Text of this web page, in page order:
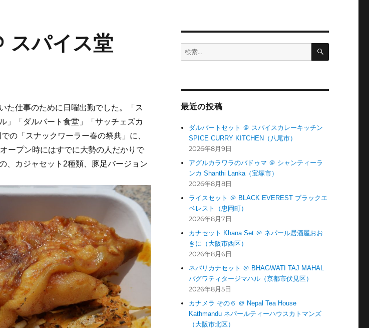
スパイス堂
た仕事のために日曜出勤でした。「ス
」「ダルバート食堂」「サッチェズカ
の「スナックワーラー春の祭典」に、
ープン時にはすでに大勢の人だかりで
、カジャセット2種類、豚足バージョン
検
索:
検
最近の投稿
ダルバートセット ＠ スパイスカレーキッチン
SPICE CURRY KITCHEN（八尾市）
2026年8月9日
アグルカラワラのバドゥマ ＠ シャンティーラ
ンカ Shanthi Lanka（宝塚市）
2026年8月8日
ライスセット ＠ BLACK EVEREST ブラックエ
ベレスト（忠岡町）
2026年8月7日
カナセット Khana Set ＠ ネパール居酒屋おお
きに（大阪市西区）
2026年8月6日
ネパリカナセット ＠ BHAGWATI TAJ MAHAL
バグワティタージマハル（京都市伏見区）
2026年8月5日
カナメラ その６ ＠ Nepal Tea House
Kathmandu ネパールティーハウスカトマンズ
（大阪市北区）